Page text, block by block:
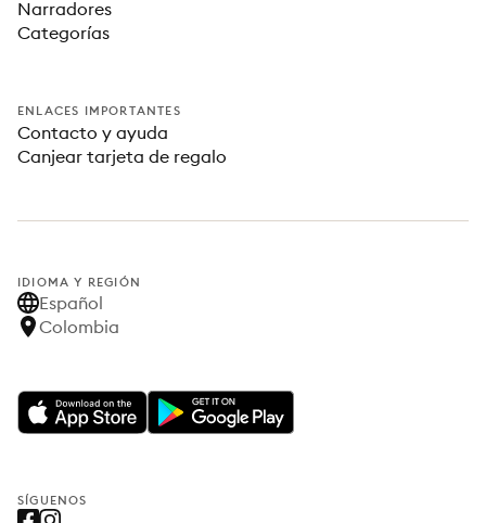
Narradores
Categorías
ENLACES IMPORTANTES
Contacto y ayuda
Canjear tarjeta de regalo
IDIOMA Y REGIÓN
Español
Colombia
SÍGUENOS